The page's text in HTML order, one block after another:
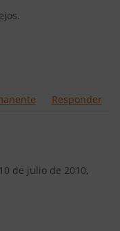
Responder
de julio de 2010,